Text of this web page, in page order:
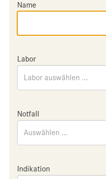
Name
Labor
Labor auswählen ...
Notfall
Auswählen ...
Indikation